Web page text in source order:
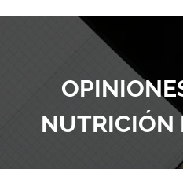
NUTRICIÓN